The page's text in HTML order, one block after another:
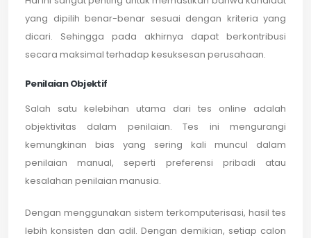
yang dipilih benar-benar sesuai dengan kriteria yang
dicari. Sehingga pada akhirnya dapat berkontribusi
secara maksimal terhadap kesuksesan perusahaan.
Penilaian Objektif
Salah satu kelebihan utama dari tes online adalah
objektivitas dalam penilaian. Tes ini mengurangi
kemungkinan bias yang sering kali muncul dalam
penilaian manual, seperti preferensi pribadi atau
kesalahan penilaian manusia.
Dengan menggunakan sistem terkomputerisasi, hasil tes
lebih konsisten dan adil. Dengan demikian, setiap calon